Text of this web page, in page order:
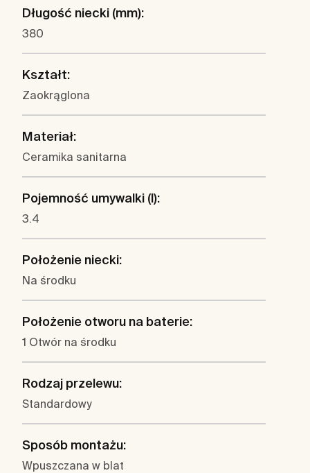
Długość niecki (mm):
380
Kształt:
Zaokrąglona
Materiał:
Ceramika sanitarna
Pojemność umywalki (l):
3.4
Położenie niecki:
Na środku
Położenie otworu na baterie:
1 Otwór na środku
Rodzaj przelewu:
Standardowy
Sposób montażu:
Wpuszczana w blat